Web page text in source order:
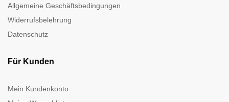
Allgemeine Geschäftsbedingungen
Widerrufsbelehrung
Datenschutz
Für Kunden
Mein Kundenkonto